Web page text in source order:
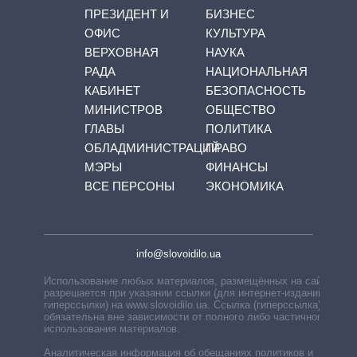
ПРЕЗИДЕНТ И
ОФИС
ВЕРХОВНАЯ
РАДА
КАБИНЕТ
МИНИСТРОВ
ГЛАВЫ
ОБЛАДМИНИСТРАЦИЙ
МЭРЫ
ВСЕ ПЕРСОНЫ
БИЗНЕС
КУЛЬТУРА
НАУКА
НАЦИОНАЛЬНАЯ
БЕЗОПАСНОСТЬ
ОБЩЕСТВО
ПОЛИТИКА
ПРАВО
ФИНАНСЫ
ЭКОНОМИКА
info@slovoidilo.ua
Использование любых материалов, размещённых на сайте,
разрешается при указании ссылки (для интернет-изданий —
гиперссылки) на www.slovoidilo.ua. Ссылка (гиперссылка)
обязательна вне зависимости от полного либо частичного
использования материалов.
Аналитическая информация об обещаниях политиков и